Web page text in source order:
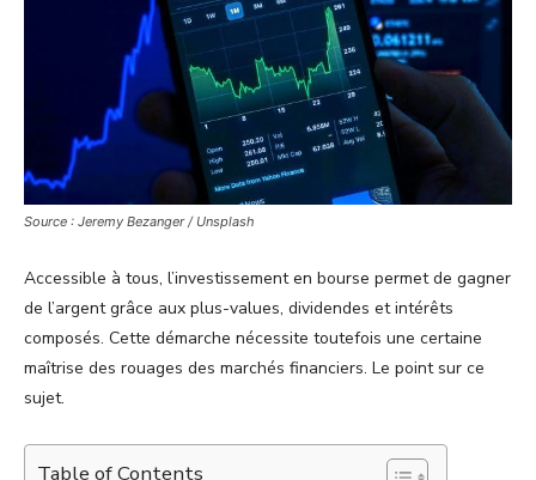
Source : Jeremy Bezanger / Unsplash
Accessible à tous, l’investissement en bourse permet de gagner
de l’argent grâce aux plus-values, dividendes et intérêts
composés. Cette démarche nécessite toutefois une certaine
maîtrise des rouages des marchés financiers. Le point sur ce
sujet.
Table of Contents